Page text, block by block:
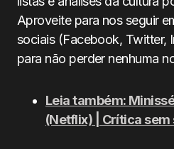
Aproveite para nos seguir
sociais (Facebook, Twitter,
para não perder nenhuma
Leia também:
(Netflix) | Crítica sem